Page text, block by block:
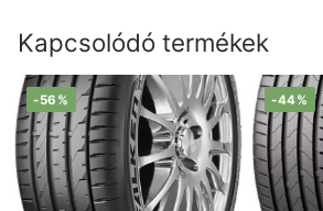
Kapcsolódó termékek
-56% -44%